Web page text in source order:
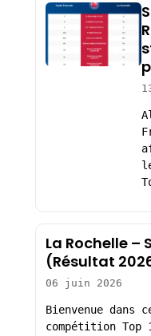
La Rochelle –
(Résultat
06 juin 2026
Bienvenue dans
compétition